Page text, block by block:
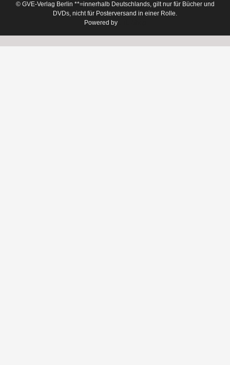
© GVE-Verlag Berlin **=innerhalb Deutschlands, gilt nur für Bücher und
DVDs, nicht für Posterversand in einer Rolle.
Powered by